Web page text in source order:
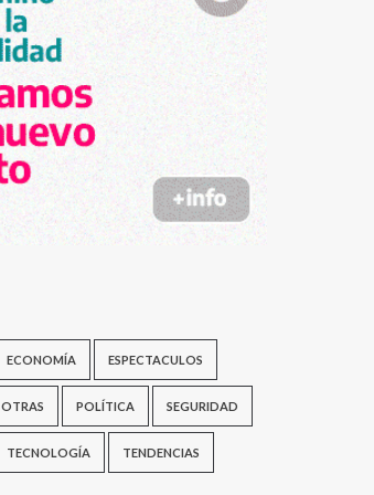
ECONOMÍA ESPECTACULOS
OTRAS POLÍTICA SEGURIDAD
TECNOLOGÍA TENDENCIAS